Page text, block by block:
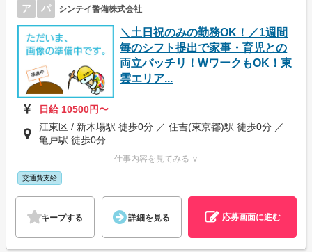
ア パ シンテイ警備株式会社
＼土日祝のみの勤務OK！／1週間
毎のシフト提出で家事・育児との
両立バッチリ！WワークもOK！東
雲エリア...
日給 10500円〜
江東区 / 新木場駅 徒歩0分 ／ 住吉(東京都)駅 徒歩0分 ／
亀戸駅 徒歩0分
仕事内容を見てみる ∨
交通費支給
キープする 詳細を見る 応募画面に進む